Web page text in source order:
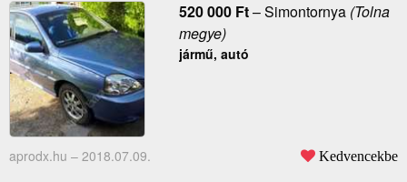
520 000 Ft–Simontornya(Tolna
megye)
jármű, autó
aprodx.hu – 2018.07.09. Kedvencekbe